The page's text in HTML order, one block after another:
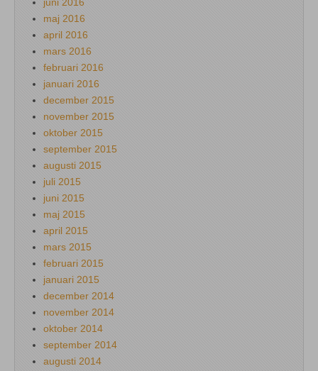
maj 2016
april 2016
mars 2016
februari 2016
januari 2016
december 2015
november 2015
oktober 2015
september 2015
augusti 2015
juli 2015
juni 2015
maj 2015
april 2015
mars 2015
februari 2015
januari 2015
december 2014
november 2014
oktober 2014
september 2014
augusti 2014